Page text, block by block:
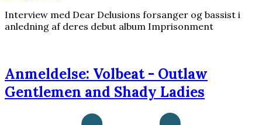
Interview med Dear Delusions forsanger og bassist i
anledning af deres debut album Imprisonment
Anmeldelse: Volbeat - Outlaw
Gentlemen and Shady Ladies